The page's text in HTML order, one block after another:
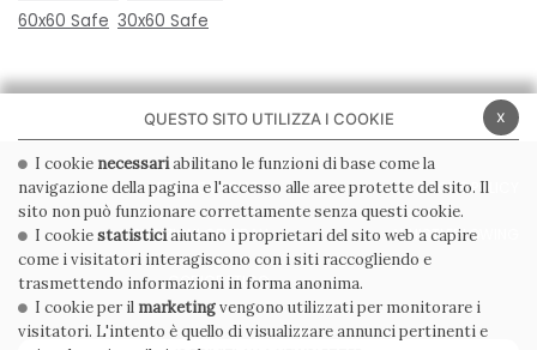
60x60 Safe 30x60 Safe
PRIVACY POLICY COOKIE POLICY
CONDIZIONI GENERALI WHISTLEBLOWING
CODICE ETICO
x
QUESTO SITO UTILIZZA I COOKIE
I cookie necessariabilitano le funzioni di base come la
navigazione della pagina e l'accesso alle aree protette del sito. Il
sito non può funzionare correttamente senza questi cookie.
I cookiestatisticiaiutano i proprietari del sito web a capire
come i visitatori interagiscono con i siti raccogliendo e
trasmettendo informazioni in forma anonima.
I cookie per il marketingvengono utilizzati per monitorare i
visitatori. L'intento è quello di visualizzare annunci pertinenti e